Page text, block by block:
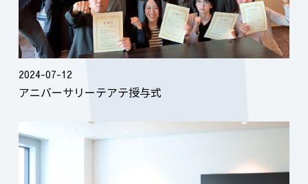
2024-07-12
アニバーサリーテアテ授与式